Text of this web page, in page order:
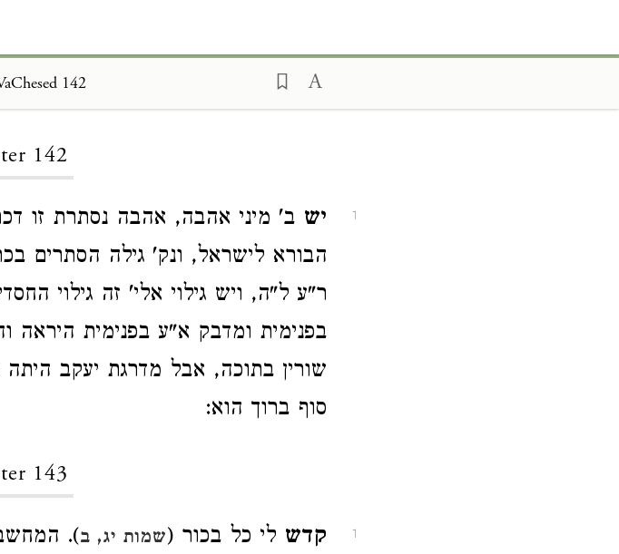
142
142
1 יש ב' מיני אהבה, אהבה נסתרת זו
הבורא לישראל, ונק' גילה הסתרים
ר"ע ל"ה, ויש גילוי אלי' זה גילוי
בפנימית ומדבק א"ע בפנימית היראה
שורין בתוכה, אבל מדרגת יעקב היתה
סוף ברוך הוא:
143
1 קדש לי כל בכור (שמות יג, ב).